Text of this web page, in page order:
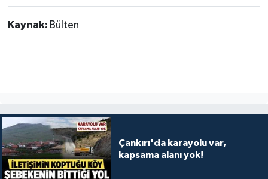
Kaynak: Bülten
Çankırı'da karayolu var,
kapsama alanı yok!